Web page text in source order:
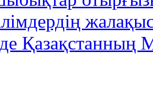
Қазақстанның